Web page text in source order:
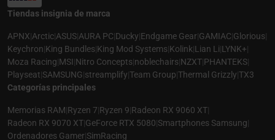
Tiendas insignia de marca
APNX|Arctic|ASUS|AURA PC|Ducky|Endgame Gear|GAMIAC|Glorious|
Keychron|King Bundles|King Mod Systems|Kolink|Lian Li|LYNK+|
Moza Racing|MSI|Nitro Concepts|noblechairs|NZXT|PHANTEKS|
Playseat|SAMSUNG|streamplify|Team Group|Thermal Grizzly|TX3
Categorías principales
Memorias RAM|Ryzen 7|Ryzen 9|Radeon RX 9060 XT|
Radeon RX 9070 XT|GeForce RTX 5080|Smartphones Samsung|
Ordenadores Gamer|SimRacing